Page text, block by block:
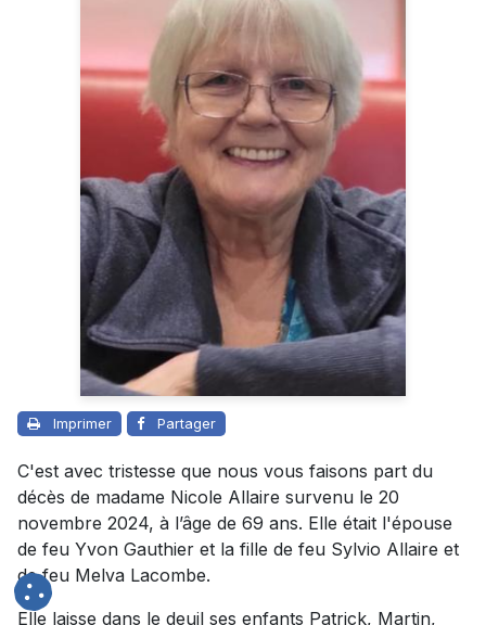
Imprimer Partager
C'est avec tristesse que nous vous faisons part du
décès de madame Nicole Allaire survenu le 20
novembre 2024, à l’âge de 69 ans. Elle était l'épouse
de feu Yvon Gauthier et la fille de feu Sylvio Allaire et
de feu Melva Lacombe.
Elle laisse dans le deuil ses enfants Patrick, Martin,